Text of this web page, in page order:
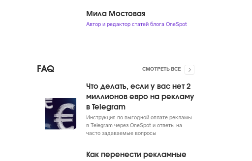
Мила Мостовая
Автор и редактор статей блога OneSpot
FAQ СМОТРЕТЬ ВСЕ
Что делать, если у вас нет 2
миллионов евро на рекламу
в Telegram
Инструкция по выгодной оплате рекламы
в Telegram через OneSpot и ответы на
часто задаваемые вопросы
Как перенести рекламные